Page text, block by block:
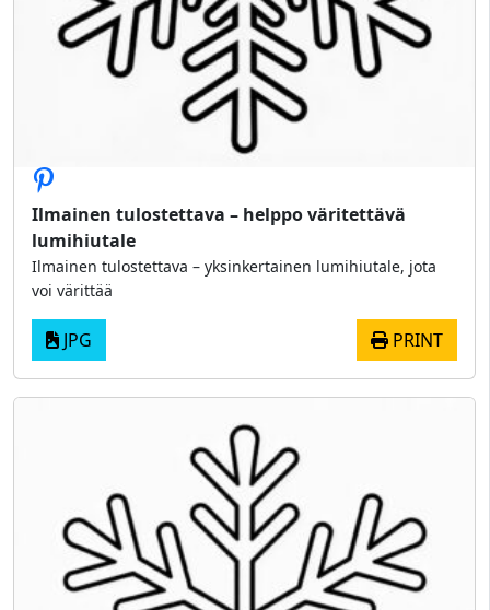
Ilmainen tulostettava – helppo väritettävä
lumihiutale
Ilmainen tulostettava – yksinkertainen lumihiutale, jota
voi värittää
JPG PRINT